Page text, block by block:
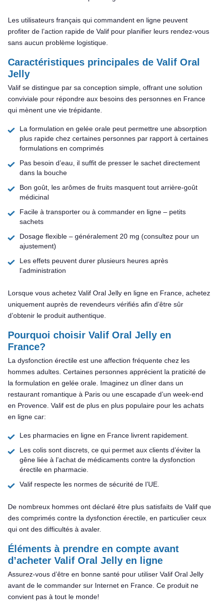
Les utilisateurs français qui commandent en ligne peuvent
profiter de l’action rapide de Valif pour planifier leurs rendez-vous
sans aucun problème logistique.
Caractéristiques principales de Valif Oral
Jelly
Valif se distingue par sa conception simple, offrant une solution
conviviale pour répondre aux besoins des personnes en France
qui mènent une vie trépidante.
La formulation en gelée orale peut permettre une absorption
plus rapide chez certaines personnes par rapport à certaines
formulations en comprimés
Pas besoin d’eau, il suffit de presser le sachet directement
dans la bouche
Bon goût, les arômes de fruits masquent tout arrière-goût
médicinal
Facile à transporter ou à commander en ligne – petits
sachets
Dosage flexible – généralement 20 mg (consultez pour un
ajustement)
Les effets peuvent durer plusieurs heures après
l’administration
Lorsque vous achetez Valif Oral Jelly en ligne en France, achetez
uniquement auprès de revendeurs vérifiés afin d’être sûr
d’obtenir le produit authentique.
Pourquoi choisir Valif Oral Jelly en
France?
La dysfonction érectile est une affection fréquente chez les
hommes adultes. Certaines personnes apprécient la praticité de
la formulation en gelée orale. Imaginez un dîner dans un
restaurant romantique à Paris ou une escapade d’un week-end
en Provence. Valif est de plus en plus populaire pour les achats
en ligne car:
Les pharmacies en ligne en France livrent rapidement.
Les colis sont discrets, ce qui permet aux clients d’éviter la
gêne liée à l’achat de médicaments contre la dysfonction
érectile en pharmacie.
Valif respecte les normes de sécurité de l’UE.
De nombreux hommes ont déclaré être plus satisfaits de Valif que
des comprimés contre la dysfonction érectile, en particulier ceux
qui ont des difficultés à avaler.
Éléments à prendre en compte avant
d’acheter Valif Oral Jelly en ligne
Assurez-vous d’être en bonne santé pour utiliser Valif Oral Jelly
avant de le commander sur Internet en France. Ce produit ne
convient pas à tout le monde!